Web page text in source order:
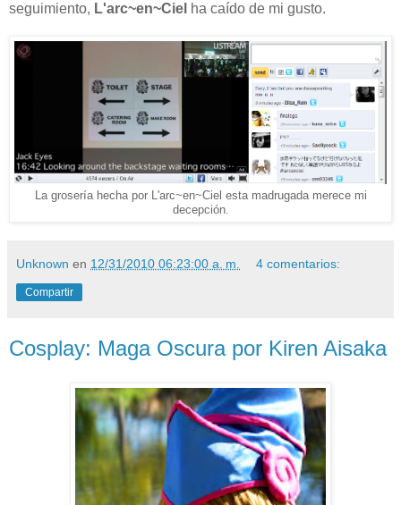
seguimiento, L'arc~en~Ciel ha caído de mi gusto.
La grosería hecha por L'arc~en~Ciel esta madrugada merece mi
decepción.
Unknown en 12/31/2010 06:23:00 a. m. 4 comentarios:
Compartir
Cosplay: Maga Oscura por Kiren Aisaka